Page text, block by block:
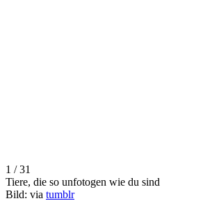
1 / 31
Tiere, die so unfotogen wie du sind
Bild: via tumblr